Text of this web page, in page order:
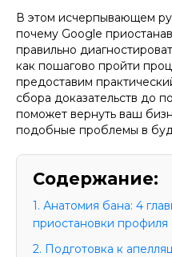
В этом исчерпывающем
почему Google
правильно
как пошагово пройти
предоставим
сбора доказательств до
поможет вернуть ваш
подобные проблемы в
Содержание:
1. Анатомия бана: 4
приостановки профиля
2. Подготовка к